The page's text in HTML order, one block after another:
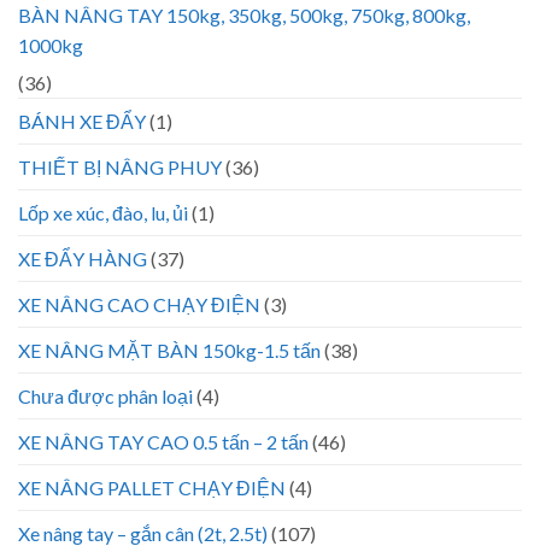
BÀN NÂNG TAY 150kg, 350kg, 500kg, 750kg, 800kg,
1000kg
(36)
BÁNH XE ĐẨY(1)
THIẾT BỊ NÂNG PHUY(36)
Lốp xe xúc, đào, lu, ủi(1)
XE ĐẨY HÀNG(37)
XE NÂNG CAO CHẠY ĐIỆN (3)
XE NÂNG MẶT BÀN 150kg-1.5 tấn(38)
Chưa được phân loại(4)
XE NÂNG TAY CAO 0.5 tấn – 2 tấn(46)
XE NÂNG PALLET CHẠY ĐIỆN (4)
Xe nâng tay – gắn cân (2t, 2.5t)(107)